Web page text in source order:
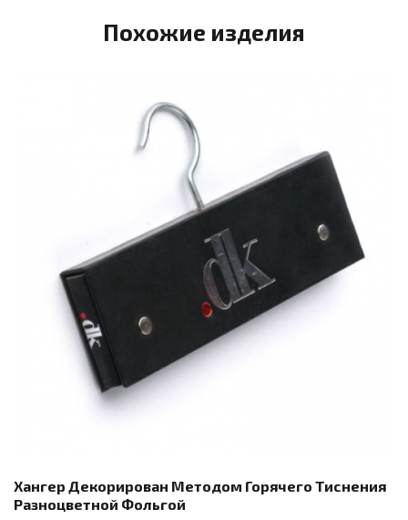
Похожие изделия
Хангер Декорирован Методом Горячего Тиснения
Разноцветной Фольгой